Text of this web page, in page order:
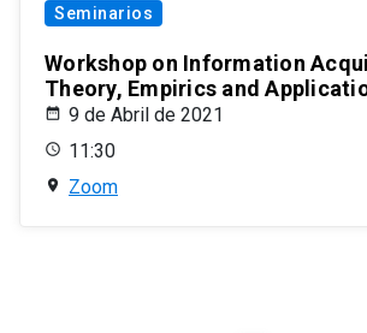
Seminarios
Workshop on Information
Theory, Empirics and
9 de Abril de 2021
11:30
Zoom